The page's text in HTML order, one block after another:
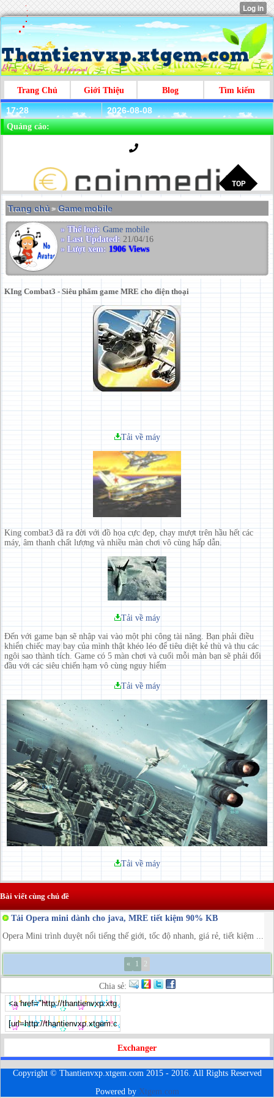
Trang Chủ Giới Thiệu Blog Tìm kiếm
17:28 2026-08-08
Quảng cáo:
Trang chủ >Game mobile
» Thể loại: Game mobile
» Last Updated: 21/04/16
» Lượt xem: 1906 Views
KIng Combat3 - Siêu phẩm game MRE cho điện thoại
Tải về máy
King combat3 đã ra đời với đồ họa cực đẹp, chạy mượt trên hầu hết các
máy, âm thanh chất lượng và nhiều màn chơi vô cùng hấp dẫn.
Tải về máy
Đến với game bạn sẽ nhập vai vào một phi công tài năng. Bạn phải điều
khiển chiếc may bay của mình thật khéo léo để tiêu diệt kẻ thù và thu các
ngôi sao thành tích. Game có 5 màn chơi và cuối mỗi màn bạn sẽ phải đối
đầu với các siêu chiến hạm vô cùng nguy hiểm
Tải về máy
Tải về máy
Bài viết cùng chủ đề
Tải Opera mini dành cho java, MRE tiết kiệm 90% KB
Opera Mini trình duyệt nổi tiếng thế giới, tốc độ nhanh, giá rẻ, tiết kiệm ...
« 1 2
Chia sẻ:
Exchanger
Copyright © Thantienvxp.xtgem.com 2015 - 2016. All Rights Reserved
Powered by Xtgem.com